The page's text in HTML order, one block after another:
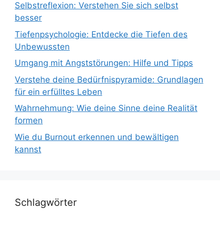
Selbstreflexion: Verstehen Sie sich selbst
besser
Tiefenpsychologie: Entdecke die Tiefen des
Unbewussten
Umgang mit Angststörungen: Hilfe und Tipps
Verstehe deine Bedürfnispyramide: Grundlagen
für ein erfülltes Leben
Wahrnehmung: Wie deine Sinne deine Realität
formen
Wie du Burnout erkennen und bewältigen
kannst
Schlagwörter